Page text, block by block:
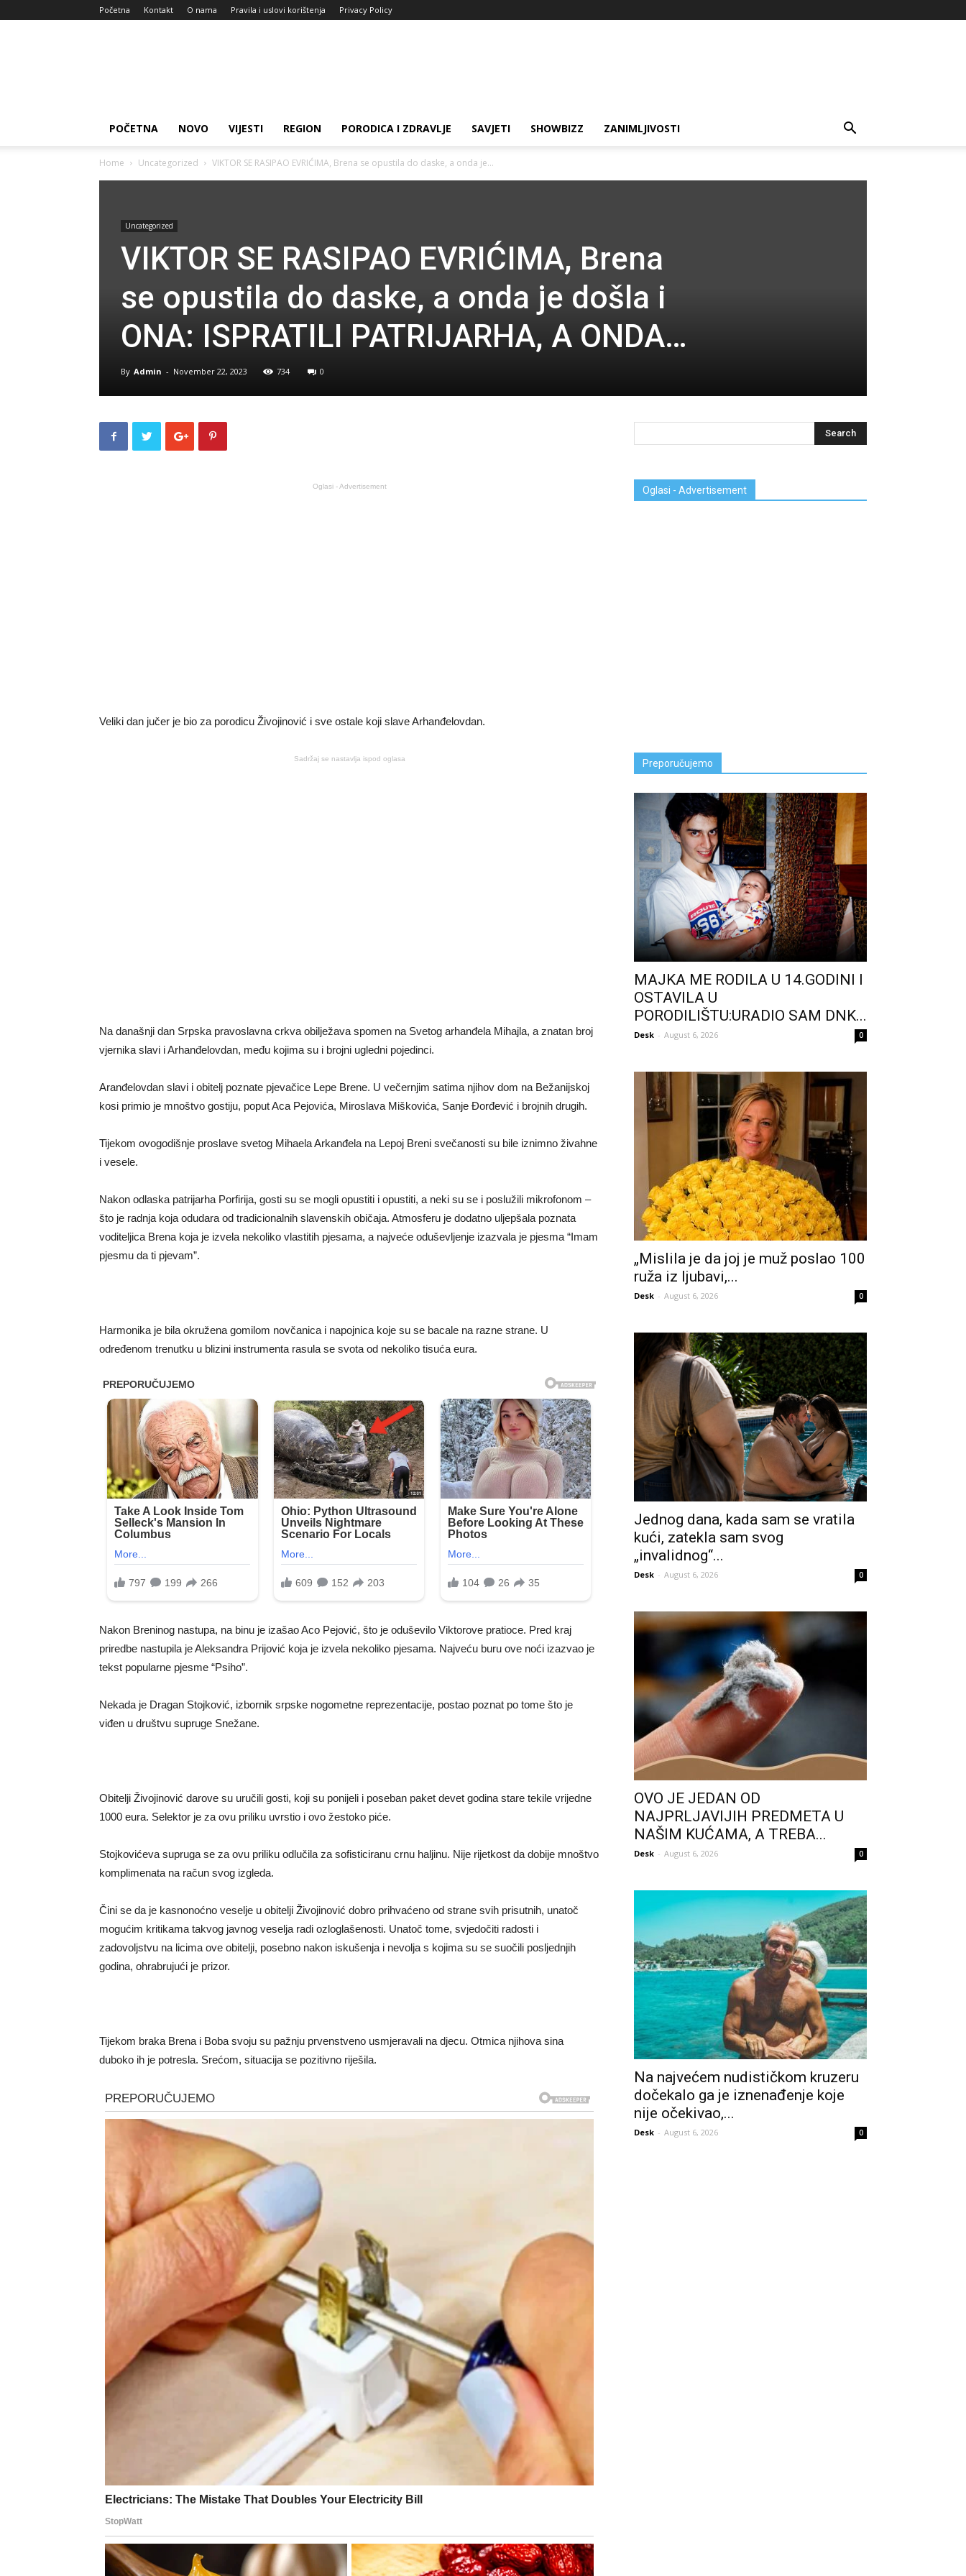
Početna Kontakt O nama Pravila i uslovi korištenja Privacy Policy
POČETNA NOVO VIJESTI REGION PORODICA I ZDRAVLJE SAVJETI SHOWBIZZ ZANIMLJIVOSTI
Home Uncategorized VIKTOR SE RASIPAO EVRIĆIMA, Brena se opustila do daske, a onda je...
Uncategorized
VIKTOR SE RASIPAO EVRIĆIMA, Brena
se opustila do daske, a onda je došla i
ONA: ISPRATILI PATRIJARHA, A ONDA…
By Admin - November 22, 2023 734 0
Oglasi - Advertisement
Veliki dan jučer je bio za porodicu Živojinović i sve ostale koji slave Arhanđelovdan.
Sadržaj se nastavlja ispod oglasa
Na današnji dan Srpska pravoslavna crkva obilježava spomen na Svetog arhanđela Mihajla, a znatan broj
vjernika slavi i Arhanđelovdan, među kojima su i brojni ugledni pojedinci.
Aranđelovdan slavi i obitelj poznate pjevačice Lepe Brene. U večernjim satima njihov dom na Bežanijskoj
kosi primio je mnoštvo gostiju, poput Aca Pejovića, Miroslava Miškovića, Sanje Đorđević i brojnih drugih.
Tijekom ovogodišnje proslave svetog Mihaela Arkanđela na Lepoj Breni svečanosti su bile iznimno živahne
i vesele.
Nakon odlaska patrijarha Porfirija, gosti su se mogli opustiti i opustiti, a neki su se i poslužili mikrofonom –
što je radnja koja odudara od tradicionalnih slavenskih običaja. Atmosferu je dodatno uljepšala poznata
voditeljica Brena koja je izvela nekoliko vlastitih pjesama, a najveće oduševljenje izazvala je pjesma “Imam
pjesmu da ti pjevam”.
Harmonika je bila okružena gomilom novčanica i napojnica koje su se bacale na razne strane. U
određenom trenutku u blizini instrumenta rasula se svota od nekoliko tisuća eura.
Nakon Breninog nastupa, na binu je izašao Aco Pejović, što je oduševilo Viktorove pratioce. Pred kraj
priredbe nastupila je Aleksandra Prijović koja je izvela nekoliko pjesama. Najveću buru ove noći izazvao je
tekst popularne pjesme “Psiho”.
Nekada je Dragan Stojković, izbornik srpske nogometne reprezentacije, postao poznat po tome što je
viđen u društvu supruge Snežane.
Obitelji Živojinović darove su uručili gosti, koji su ponijeli i poseban paket devet godina stare tekile vrijedne
1000 eura. Selektor je za ovu priliku uvrstio i ovo žestoko piće.
Stojkovićeva supruga se za ovu priliku odlučila za sofisticiranu crnu haljinu. Nije rijetkost da dobije mnoštvo
komplimenata na račun svog izgleda.
Čini se da je kasnonoćno veselje u obitelji Živojinović dobro prihvaćeno od strane svih prisutnih, unatoč
mogućim kritikama takvog javnog veselja radi ozloglašenosti. Unatoč tome, svjedočiti radosti i
zadovoljstvu na licima ove obitelji, posebno nakon iskušenja i nevolja s kojima su se suočili posljednjih
godina, ohrabrujući je prizor.
Tijekom braka Brena i Boba svoju su pažnju prvenstveno usmjeravali na djecu. Otmica njihova sina
duboko ih je potresla. Srećom, situacija se pozitivno riješila.
Oglasi - Advertisement
Preporučujemo
MAJKA ME RODILA U 14.GODINI I
OSTAVILA U
PORODILIŠTU:URADIO SAM DNK...
Desk - August 6, 2026 0
„Mislila je da joj je muž poslao 100
ruža iz ljubavi,...
Desk - August 6, 2026 0
Jednog dana, kada sam se vratila
kući, zatekla sam svog
„invalidnog“...
Desk - August 6, 2026 0
OVO JE JEDAN OD
NAJPRLJAVIJIH PREDMETA U
NAŠIM KUĆAMA, A TREBA...
Desk - August 6, 2026 0
Na najvećem nudističkom kruzeru
dočekalo ga je iznenađenje koje
nije očekivao,...
Desk - August 6, 2026 0